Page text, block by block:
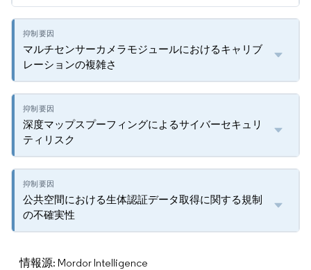
マルチセンサーカメラモジュールにおけるキャリブ
レーションの複雑さ
深度マップスプーフィングによるサイバーセキュリ
ティリスク
公共空間における生体認証データ取得に関する規制
の不確実性
情報源: Mordor Intelligence